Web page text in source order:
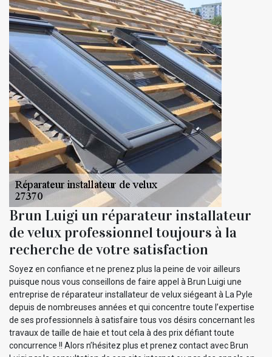
Brun Luigi un réparateur installateur
de velux professionnel toujours à la
recherche de votre satisfaction
Soyez en confiance et ne prenez plus la peine de voir ailleurs
puisque nous vous conseillons de faire appel à Brun Luigi une
entreprise de réparateur installateur de velux siégeant à La Pyle
depuis de nombreuses années et qui concentre toute l’expertise
de ses professionnels à satisfaire tous vos désirs concernant les
travaux de taille de haie et tout cela à des prix défiant toute
concurrence !! Alors n’hésitez plus et prenez contact avec Brun